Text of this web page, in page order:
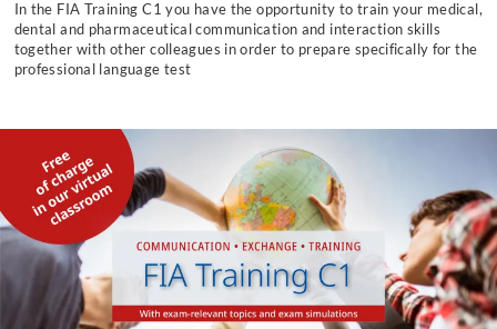
In the FIA Training C1 you have the opportunity to train your medical,
dental and pharmaceutical communication and interaction skills
together with other colleagues in order to prepare specifically for the
professional language test